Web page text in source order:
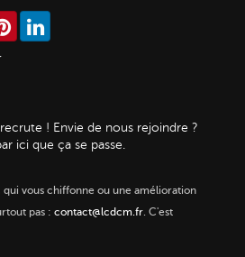
recrute ! Envie de nous rejoindre ?
ici que ça se passe.
qui vous chiffonne ou une amélioration
pas : contact@lcdcm.fr. C'est